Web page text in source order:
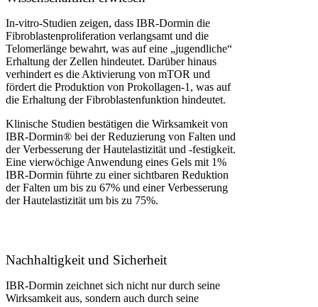
In-vitro-Studien zeigen, dass IBR-Dormin die
Fibroblastenproliferation verlangsamt und die
Telomerlänge bewahrt, was auf eine „jugendliche“
Erhaltung der Zellen hindeutet. Darüber hinaus
verhindert es die Aktivierung von mTOR und
fördert die Produktion von Prokollagen-1, was auf
die Erhaltung der Fibroblastenfunktion hindeutet.
Klinische Studien bestätigen die Wirksamkeit von
IBR-Dormin® bei der Reduzierung von Falten und
der Verbesserung der Hautelastizität und -festigkeit.
Eine vierwöchige Anwendung eines Gels mit 1%
IBR-Dormin führte zu einer sichtbaren Reduktion
der Falten um bis zu 67% und einer Verbesserung
der Hautelastizität um bis zu 75%.
Nachhaltigkeit und Sicherheit
IBR-Dormin zeichnet sich nicht nur durch seine
Wirksamkeit aus, sondern auch durch seine